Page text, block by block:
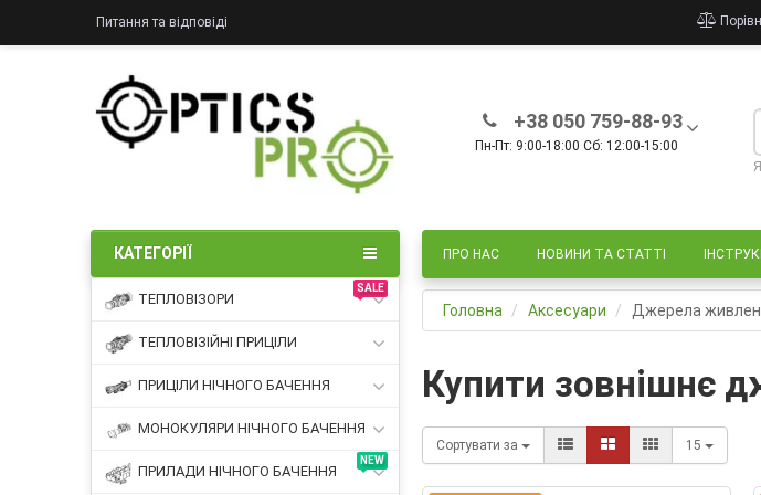
Питання та відповіді
+38 050 759-88-93
Пн-Пт: 9:00-18:00 Сб: 12:00-15:00
ПРО НАС НОВИНИ ТА СТАТТІ
КАТЕГОРІЇ
SALE
ТЕПЛОВІЗОРИ
ТЕПЛОВІЗІЙНІ ПРИЦІЛИ
ПРИЦІЛИ НІЧНОГО БАЧЕННЯ
МОНОКУЛЯРИ НІЧНОГО БАЧЕННЯ
NEW
ПРИЛАДИ НІЧНОГО БАЧЕННЯ
Головна Аксесуари Джерела
Купити зовнішнє
Сортувати за 15